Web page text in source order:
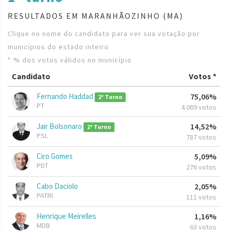
RESULTADOS EM MARANHÃOZINHO (MA)
Clique no nome do candidato para ver sua votação por
municípios do estado inteiro
* % dos votos válidos no município
Candidato Votos *
Fernando Haddad 2º Turno
PT
75,06%
4.069 votos
Jair Bolsonaro 2º Turno
PSL
14,52%
787 votos
Ciro Gomes
PDT
5,09%
276 votos
Cabo Daciolo
PATRI
2,05%
111 votos
Henrique Meirelles
MDB
1,16%
63 votos